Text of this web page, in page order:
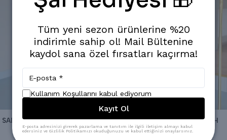
SADE KETEN TULUM - LACİVERT SADE KETEN TULUM - SİYAH
₺ 3,599.00
Tüm yeni sezon ürünlerine %20
indirimle sahip ol! Mail Bültenine
kaydol sana özel fırsatları kaçırma!
Kullanım Koşullarını kabul ediyorum
Kayıt Ol
E-posta adresinizi girerek pazarlama ve tanıtım ile ilgili iletişim almayı kabul
edersiniz ve Gizlilik Politikamızı okuduğunuzu ve kabul ettiğinizi onaylarsınız.